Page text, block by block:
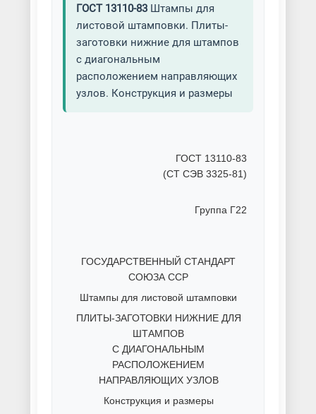
ГОСТ 13110-83Штампы для
листовой штамповки. Плиты-
заготовки нижние для штампов
с диагональным
расположением направляющих
узлов. Конструкция и размеры